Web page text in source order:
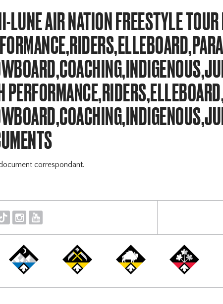
LUNE AIR NATION FREESTYLE
correspondant.
I Y